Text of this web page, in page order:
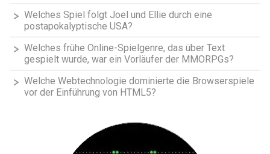
Welches Spiel folgt Joel und Ellie durch eine
postapokalyptische USA?
Welches frühe Online-Spielgenre, das über Text
gespielt wurde, war ein Vorläufer der MMORPGs?
Welche Webtechnologie dominierte die Browserspiele
vor der Einführung von HTML5?